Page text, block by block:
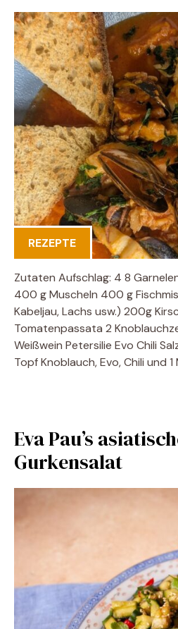
REZEPTE
Zutaten Aufschlag: 4 8
400 g Muscheln 400 g
Kabeljau, Lachs usw.) 200g
Tomatenpassata 2
Weißwein Petersilie Evo Chili
Topf Knoblauch, Evo, Chili und 1
Eva Pau’s
Gurkensalat